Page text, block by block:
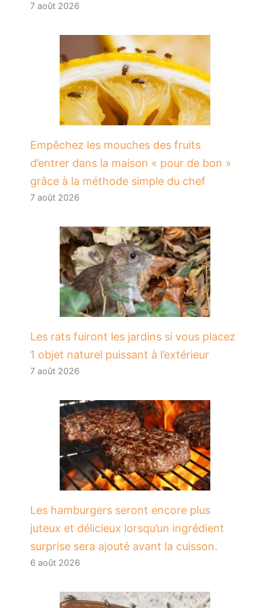
7 août 2026
​Empêchez les mouches des fruits
d’entrer dans la maison « pour de bon »
grâce à la méthode simple du chef
7 août 2026
Les rats fuiront les jardins si vous placez
1 objet naturel puissant à l’extérieur
7 août 2026
Les hamburgers seront encore plus
juteux et délicieux lorsqu’un ingrédient
surprise sera ajouté avant la cuisson.
6 août 2026